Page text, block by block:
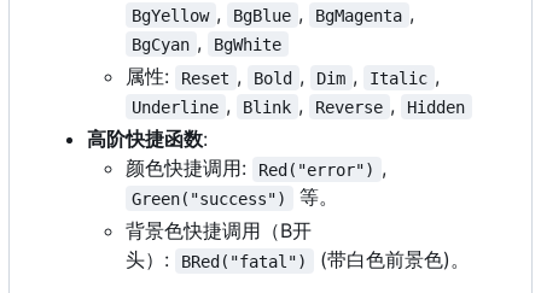
BgYellow , BgBlue , BgMagenta ,
BgCyan , BgWhite
属性: Reset , Bold , Dim , Italic ,
Underline , Blink , Reverse , Hidden
高阶快捷函数:
颜色快捷调用:
Red("error") ,
Green("success")
等。
背景色快捷调用 （B开
头） : BRed("fatal") (带白色前景色)。